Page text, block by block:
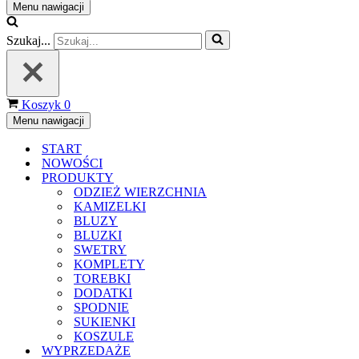
Menu nawigacji
Szukaj...
Koszyk 0
Menu nawigacji
START
NOWOŚCI
PRODUKTY
ODZIEŻ WIERZCHNIA
KAMIZELKI
BLUZY
BLUZKI
SWETRY
KOMPLETY
TOREBKI
DODATKI
SPODNIE
SUKIENKI
KOSZULE
WYPRZEDAŻE